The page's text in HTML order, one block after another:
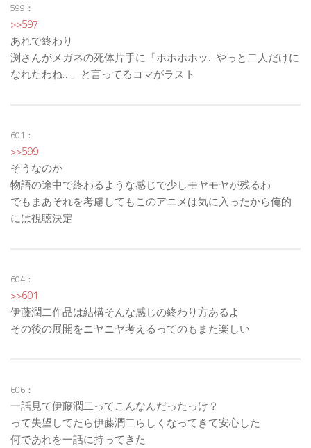
599：
>>597
あれで終わり
渕さんがメガネの死体片手に「ホホホホッ…やっと二人だけに
なれたわね…」と言ってるコマがラスト
601：
>>599
そうなのか
物語の途中で終わるような感じで少しモヤモヤが残るわ
でもまあそれを考慮してもこのアニメは気に入ったから俺的
には視聴決定
604：
>>601
伊藤潤二作品は結構そんな感じの終わり方あるよ
その後の展開をニヤニヤ考えるってのもまた楽しい
606：
一話見て伊藤潤二ってこんなんだったっけ？
って失望してたら伊藤潤二らしくなってきて安心した
何であれを一話に持ってきた